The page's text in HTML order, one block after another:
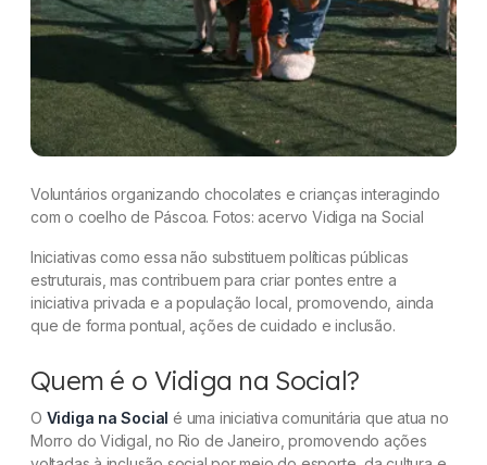
Voluntários organizando chocolates e crianças interagindo
com o coelho de Páscoa. Fotos: acervo Vidiga na Social
Iniciativas como essa não substituem políticas públicas
estruturais, mas contribuem para criar pontes entre a
iniciativa privada e a população local, promovendo, ainda
que de forma pontual, ações de cuidado e inclusão.
Quem é o Vidiga na Social?
O Vidiga na Social é uma iniciativa comunitária que atua no
Morro do Vidigal, no Rio de Janeiro, promovendo ações